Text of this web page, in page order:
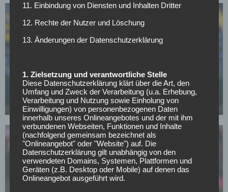
Nächster Rückschlag für Bayerns Nachwuchs:
Talent Santos Daiber erleidet Muskelsehnenriss
05.05.2026
11. Einbindung von Diensten und Inhalten Dritter
12. Rechte der Nutzer und Löschung
13. Änderungen der Datenschutzerklärung
1. Zielsetzung und verantwortliche Stelle
Diese Datenschutzerklärung klärt über die Art, den
Umfang und Zweck der Verarbeitung (u.a. Erhebung,
Verarbeitung und Nutzung sowie Einholung von
Einwilligungen) von personenbezogenen Daten
innerhalb unseres Onlineangebotes und der mit ihm
verbundenen Webseiten, Funktionen und Inhalte
(nachfolgend gemeinsam bezeichnet als
"Onlineangebot" oder "Website") auf. Die
Datenschutzerklärung gilt unabhängig von den
verwendeten Domains, Systemen, Plattformen und
Geräten (z.B. Desktop oder Mobile) auf denen das
Onlineangebot ausgeführt wird.